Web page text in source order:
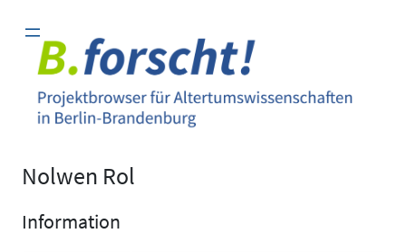
Inhalt
springen
Nolwen Rol
Information